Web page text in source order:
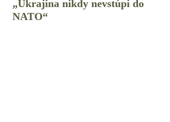
„Ukrajina nikdy nevstúpi do
NATO“